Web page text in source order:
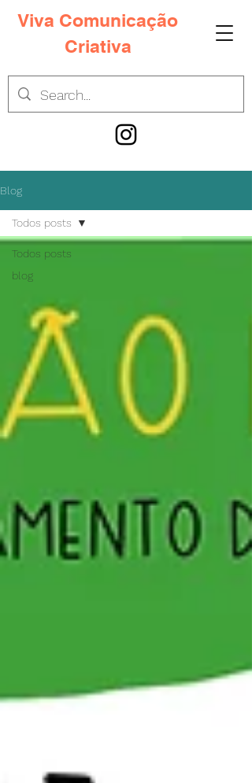
Viva Comunicação
Criativa
Blog
Todos posts
blog
Todos posts